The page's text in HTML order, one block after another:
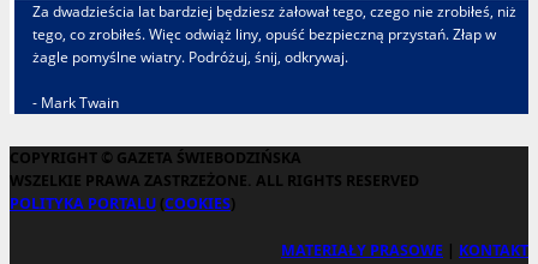
Za dwadzieścia lat bardziej będziesz żałował tego, czego nie zrobiłeś, niż
tego, co zrobiłeś. Więc odwiąż liny, opuść bezpieczną przystań. Złap w
żagle pomyślne wiatry. Podróżuj, śnij, odkrywaj.
- Mark Twain
COPYRIGHT © GAZETA ŚWIEBODZIŃSKA
WSZELKIE PRAWA ZASTRZEŻONE. ALL RIGHTS RESERVED
POLITYKA PORTALU (COOKIES)
MATERIAŁY PRASOWE | KONTAKT